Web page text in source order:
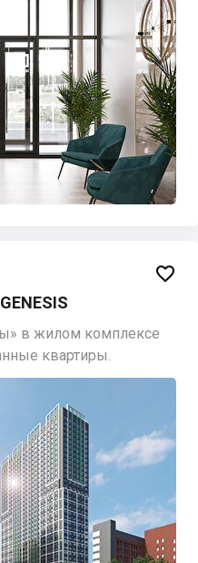
в жилом комплексе
квартиры.
